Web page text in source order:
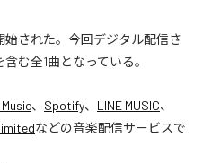
始された。今回デジタル配信さ
む全1曲となっている。
、 Spotify、 LINE MUSIC、
などの音楽配信サービスで